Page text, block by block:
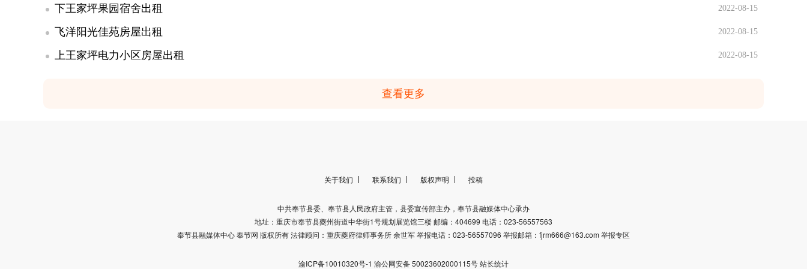
下王家坪果园宿舍出租 2022-08-15
飞洋阳光佳苑房屋出租 2022-08-15
上王家坪电力小区房屋出租 2022-08-15
查看更多
关于我们 联系我们 版权声明 投稿
中共奉节县委、奉节县人民政府主管，县委宣传部主办，奉节县融媒体中心承办
地址：重庆市奉节县夔州街道中华街1号规划展览馆三楼 邮编：404699 电话：023-56557563
奉节县融媒体中心 奉节网 版权所有 法律顾问：重庆夔府律师事务所 余世军 举报电话：023-56557096 举报邮箱：fjrm666@163.com 举报专区
渝ICP备10010320号-1 渝公网安备 50023602000115号站长统计